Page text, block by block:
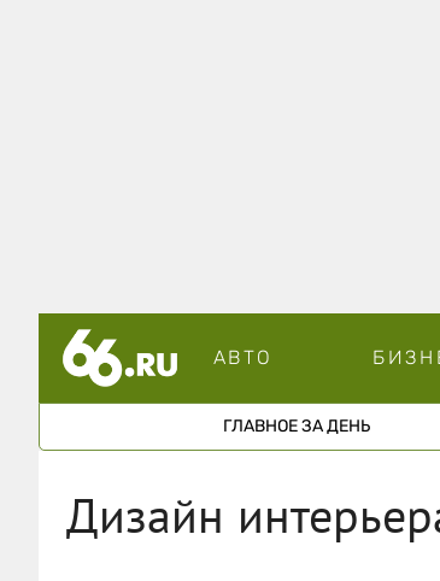
АВТО
ГЛАВНОЕ ЗА ДЕНЬ
Дизайн